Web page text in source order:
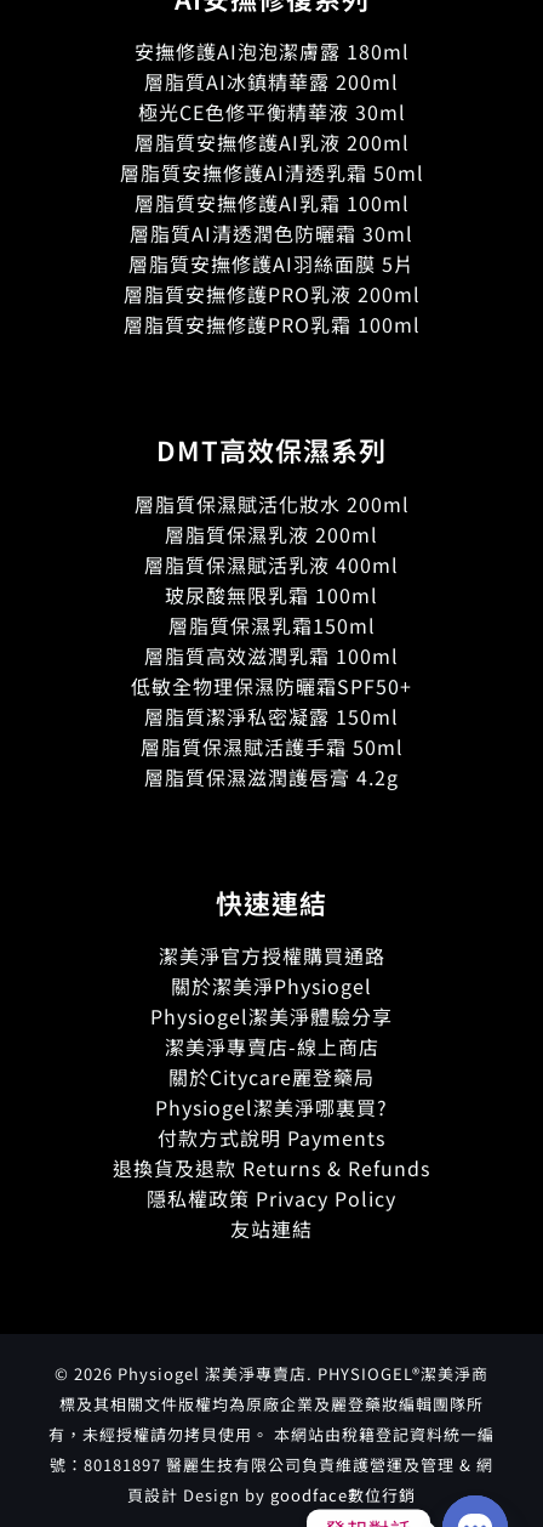
安撫修護AI泡泡潔膚露 180ml
層脂質AI冰鎮精華露 200ml
極光CE色修平衡精華液 30ml
層脂質安撫修護AI乳液 200ml
層脂質安撫修護AI清透乳霜 50ml
層脂質安撫修護AI乳霜 100ml
層脂質AI清透潤色防曬霜 30ml
層脂質安撫修護AI羽絲面膜 5片
層脂質安撫修護PRO乳液 200ml
層脂質安撫修護PRO乳霜 100ml
DMT高效保濕系列
層脂質保濕賦活化妝水 200ml
層脂質保濕乳液 200ml
層脂質保濕賦活乳液 400ml
玻尿酸無限乳霜 100ml
層脂質保濕乳霜150ml
層脂質高效滋潤乳霜 100ml
低敏全物理保濕防曬霜SPF50+
層脂質潔淨私密凝露 150ml
層脂質保濕賦活護手霜 50ml
層脂質保濕滋潤護唇膏 4.2g
快速連結
潔美淨官方授權購買通路
關於潔美淨Physiogel
Physiogel潔美淨體驗分享
潔美淨專賣店-線上商店
關於Citycare麗登藥局
Physiogel潔美淨哪裏買?
付款方式說明 Payments
退換貨及退款 Returns & Refunds
隱私權政策 Privacy Policy
友站連結
© 2026 Physiogel 潔美淨專賣店. PHYSIOGEL®潔美淨商
標及其相關文件版權均為原廠企業及麗登藥妝編輯團隊所
有，未經授權請勿拷貝使用。 本網站由稅籍登記資料統一編
號：80181897 醫麗生技有限公司負責維護營運及管理 & 網
頁設計 Design by goodface數位行銷